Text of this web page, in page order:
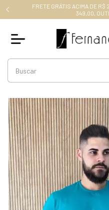
FRETE GRÁTIS ACIMA DE
349,00,